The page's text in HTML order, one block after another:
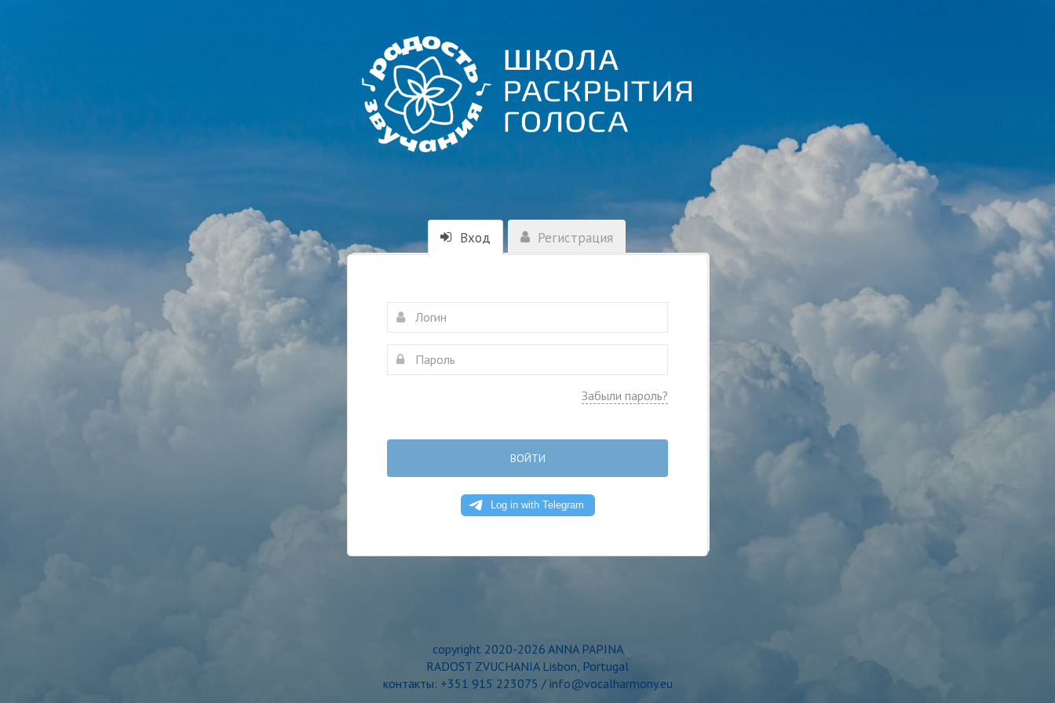
Вход Регистрация
Забыли пароль?
ВОЙТИ
copyright 2020-2026 ANNA PAPINA
RADOST ZVUCHANIA Lisbon, Portugal
контакты: +351 915 223075 / info@vocalharmony.eu